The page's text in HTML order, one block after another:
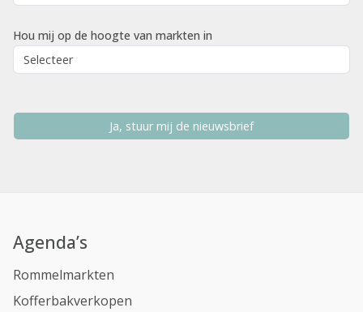
Hou mij op de hoogte van markten in
Ja, stuur mij de nieuwsbrief
Agenda’s
Rommelmarkten
Kofferbakverkopen